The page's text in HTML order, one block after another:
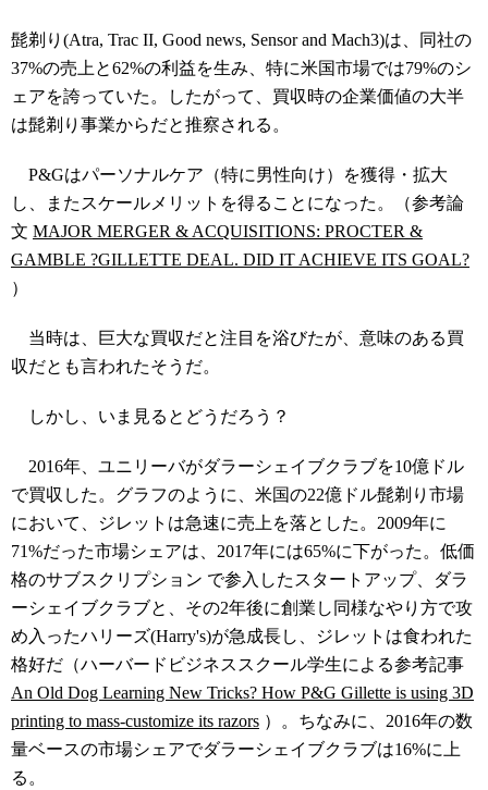
髭剃り (Atra, Trac II, Good news, Sensor and Mach3)は、同社の
37%の売上と62%の利益を生み、特に米国市場では79%のシ
ェアを誇っていた。したがって、買収時の企業価値の大半
は髭剃り 事業からだと推察される。
P&Gはパーソナルケア（特に男性向け）を獲得・拡大
し、またスケールメリットを得ることになった。（参考論
文 MAJOR MERGER & ACQUISITIONS: PROCTER &
GAMBLE ?GILLETTE DEAL. DID IT ACHIEVE ITS GOAL?
）
当時は、巨大な買収だと注目を浴びたが、意味のある買
収だとも言われたそうだ。
しかし、いま見るとどうだろう？
2016年、ユニリーバがダラーシェイブクラブを10億ドル
で買収した。グラフのように、米国の22億ドル髭剃り市場
において、ジレットは急速に売上を落とした。 2009年に
71%だった市場シェアは、 2017年には65%に下がった。低価
格のサブスクリプション で参入したスタートアップ、
ダラ
ーシェイブクラブと、その2年後に創業し同様なやり方で攻
め入ったハリーズ(Harry's)が急成長し、ジレットは食われた
格好だ（ハーバードビジネススクール学生による参考記事
An Old Dog Learning New Tricks? How P&G Gillette is using 3D
printing to mass-customize its razors ）。ちなみに、 2016年の数
量ベースの市場シェアでダラーシェイブクラブは16%に上
る。